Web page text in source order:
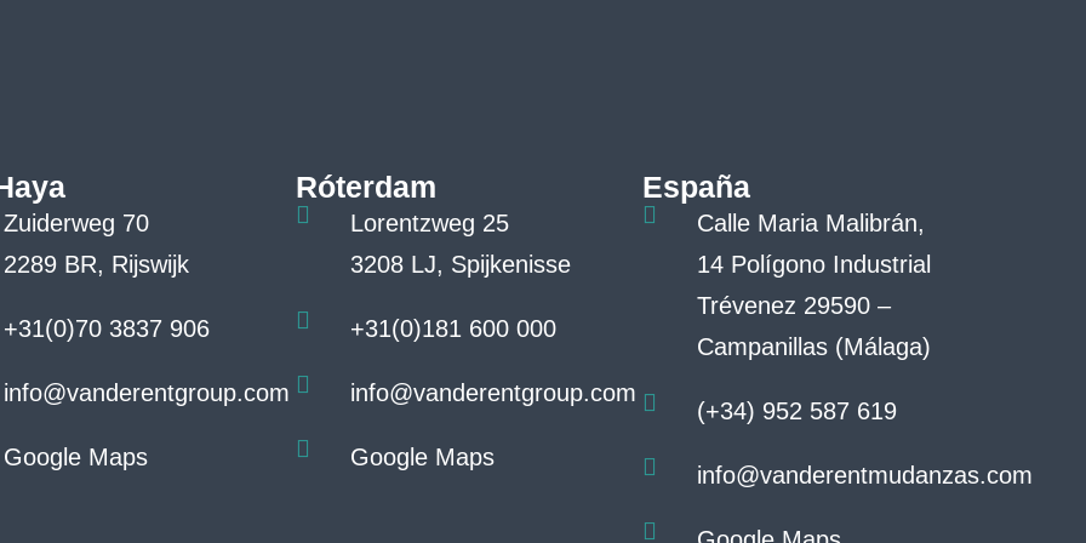
Zuiderweg 70
2289 BR, Rijswijk
+31(0)70 3837 906
info@vanderentgroup.com
Google Maps
Róterdam
Lorentzweg 25
3208 LJ, Spijkenisse
+31(0)181 600 000
info@vanderentgroup.com
Google Maps
España
Calle Maria Malibrán,
14 Polígono Industrial
Trévenez 29590 –
Campanillas (Málaga)
(+34) 952 587 619
info@vanderentmudanzas.com